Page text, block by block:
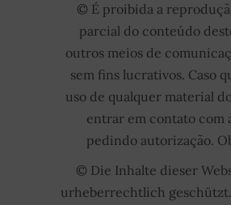
© É proibida a
parcial do conteúdo
outros meios de
sem fins lucrativos. Caso
uso de qualquer material
entrar em contato com
pedindo autorização.
© Die Inhalte dieser
urheberrechtlich